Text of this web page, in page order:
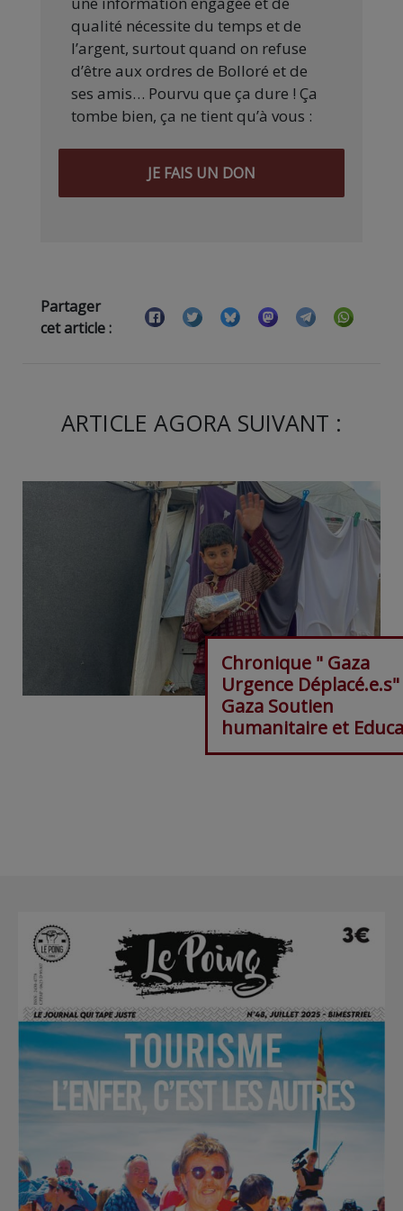
qualité nécessite du temps et de
l’argent, surtout quand on refuse
d’être aux ordres de Bolloré et de
ses amis… Pourvu que ça dure ! Ça
tombe bien, ça ne tient qu’à vous :
JE FAIS UN DON
Partager
cet article :
ARTICLE AGORA SUIVANT :
Chronique " Gaza
Urgence
Gaza Soutien
humanitaire et